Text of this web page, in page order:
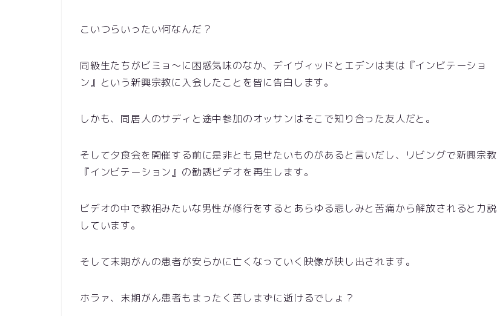
こいつらいったい何なんだ？
同級生たちがビミョ～に困惑気味のなか、デイヴィッドとエデンは実は『インビテーショ
ン』という新興宗教に入会したことを皆に告白します。
しかも、同居人のサディと途中参加のオッサンはそこで知り合った友人だと。
そして夕食会を開催する前に是非とも見せたいものがあると言いだし、リビングで新興宗教
『インビテーション』の勧誘ビデオを再生します。
ビデオの中で教祖みたいな男性が修行をするとあらゆる悲しみと苦痛から解放されると力説
しています。
そして末期がんの患者が安らかに亡くなっていく映像が映し出されます。
ホラァ、末期がん患者もまったく苦しまずに逝けるでしょ？